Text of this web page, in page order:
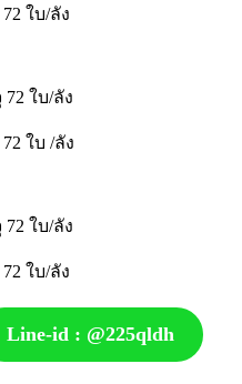
ใบ/ลัง
ใบ/ลัง
ใบ /ลัง
ใบ/ลัง
ใบ/ลัง
Line-id : @225qldh